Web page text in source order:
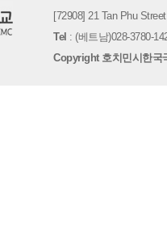
[72908] 21 Tan Phu
Tel : (베트남)028-3780-
Copyright 호치민시한국